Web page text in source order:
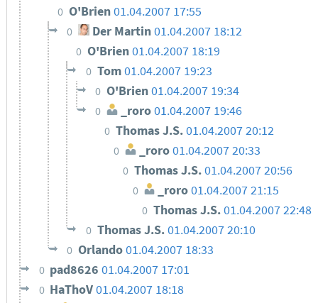
0 O'Brien01.04.2007 17:55
0 Der Martin01.04.2007 18:12
0 O'Brien01.04.2007 18:19
0 Tom01.04.2007 19:23
0 O'Brien01.04.2007 19:34
0 _roro 01.04.2007 19:46
0 Thomas J.S.01.04.2007 20:12
0 _roro01.04.2007 20:33
0 Thomas J.S.01.04.2007 20:56
0 _roro01.04.2007 21:15
0 Thomas J.S.01.04.2007 22:48
0 Thomas J.S.01.04.2007 20:10
0 Orlando01.04.2007 18:33
0 pad862601.04.2007 17:01
0 HaThoV01.04.2007 18:18